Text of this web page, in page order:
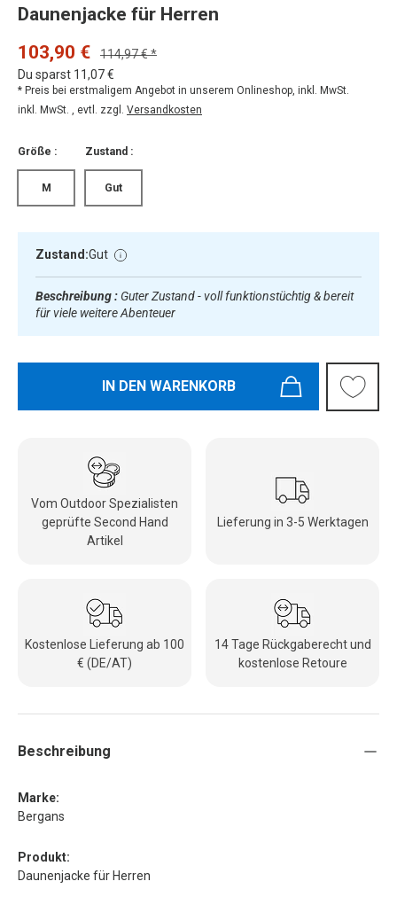
Daunenjacke für Herren
103,90 €
114,97 € *
Du sparst 11,07 €
* Preis bei erstmaligem Angebot in unserem Onlineshop, inkl. MwSt.
inkl. MwSt. , evtl. zzgl. Versandkosten
Größe :
M
Zustand :
Gut
Zustand:Gut
Beschreibung : Guter Zustand - voll funktionstüchtig & bereit
für viele weitere Abenteuer
IN DEN WARENKORB
Vom Outdoor Spezialisten
geprüfte Second Hand
Artikel
Lieferung in 3-5 Werktagen
Kostenlose Lieferung ab 100
€ (DE/AT)
14 Tage Rückgaberecht und
kostenlose Retoure
Beschreibung
Marke:
Bergans
Produkt:
Daunenjacke für Herren